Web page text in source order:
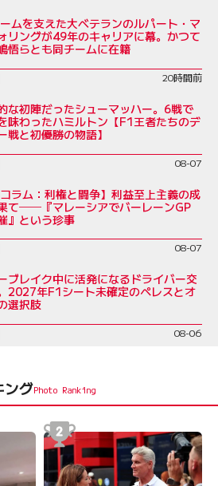
ムを支えた大ベテランのルパート・マ
リングが49年のキャリアに幕。かつて
悟らとも同チームに在籍
20時間前
な初陣だったシューマッハー。6戦で
味わったハミルトン【F1王者たちのデ
戦と初優勝の物語】
08-07
コラム：利権と闘争】利益至上主義の成
て──『マレーシアでバーレーンGP
』という珍事
08-07
ブレイク中に活発になるドライバー交
2027年F1シート未確定のペレスとオ
選択肢
08-06
ング